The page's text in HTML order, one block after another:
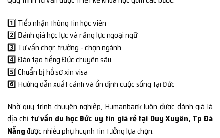
1️⃣ Tiếp nhận thông tin học viên
2️⃣ Đánh giá học lực và năng lực ngoại ngữ
3️⃣ Tư vấn chọn trường – chọn ngành
4️⃣ Đào tạo tiếng Đức chuyên sâu
5️⃣ Chuẩn bị hồ sơ xin visa
6️⃣ Hướng dẫn xuất cảnh và ổn định cuộc sống tại Đức
Nhờ quy trình chuyên nghiệp, Humanbank luôn được đánh giá là
địa chỉ tư vấn du học Đức uy tín giá rẻ tại Duy Xuyên, Tp Đà
Nẵngđược nhiều phụ huynh tin tưởng lựa chọn.